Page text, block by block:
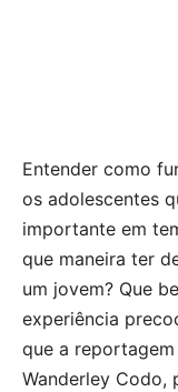
Entender como
os adolescentes
importante em
que maneira ter
um jovem? Que
experiência
que a
Wanderley Codo,